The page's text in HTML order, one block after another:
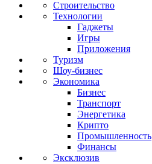
Строительство
Технологии
Гаджеты
Игры
Приложения
Туризм
Шоу-бизнес
Экономика
Бизнес
Транспорт
Энергетика
Крипто
Промышленность
Финансы
Эксклюзив